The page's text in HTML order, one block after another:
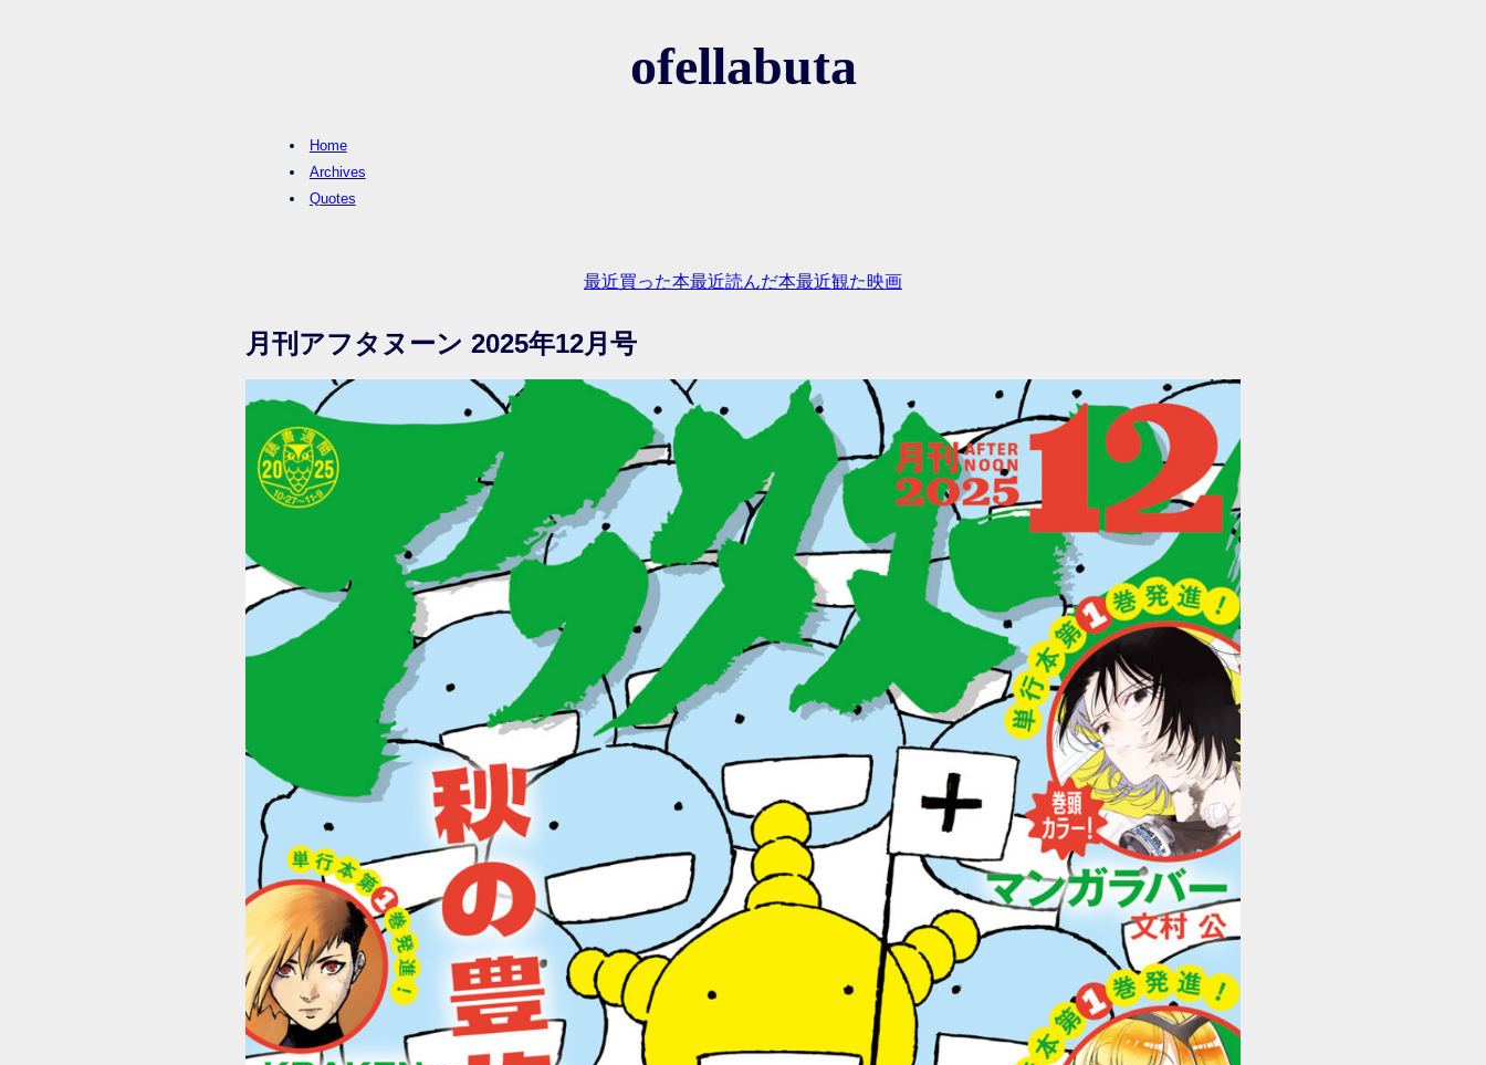
ofellabuta
Home
Archives
Quotes
最近買った本最近読んだ本最近観た映画
月刊アフタヌーン 2025年12月号